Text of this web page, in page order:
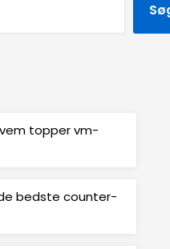
topper vm-
bedste counter-